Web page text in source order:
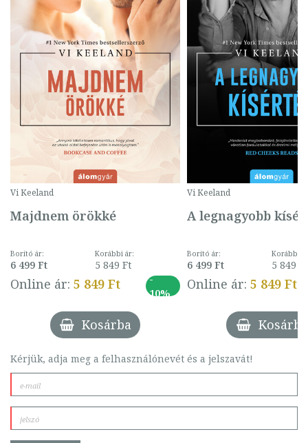
Vi Keeland
Majdnem örökké
Borító ár:
6 499 Ft
Korábbi ár:
5 849 Ft
Online ár: 5 849 Ft
-
10%
Kosárba
Vi Keeland
A legnagyobb
Borító ár:
6 499 Ft
Korábbi
5 849 Ft
Online ár: 5 849 Ft
Kosárba
Kérjük, adja meg a felhasználónevét és a jelszavát!